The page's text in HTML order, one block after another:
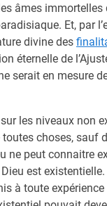
âmes immortelles
Et, par
divine des
éternelle de
serait en mesure
sur les niveaux non
choses, sauf
ne peut connaitre
est existentielle.
à toute